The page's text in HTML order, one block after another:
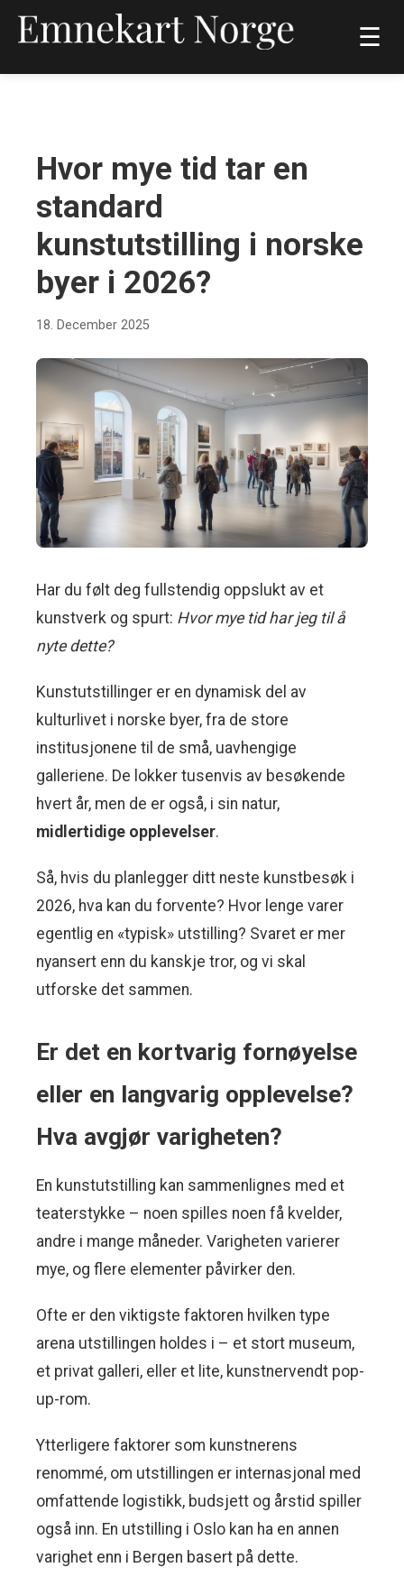
☰
Hvor mye tid tar en
standard
kunstutstilling i norske
byer i 2026?
18. December 2025
Har du følt deg fullstendig oppslukt av et
kunstverk og spurt: Hvor mye tid har jeg til å
nyte dette?
Kunstutstillinger er en dynamisk del av
kulturlivet i norske byer, fra de store
institusjonene til de små, uavhengige
galleriene. De lokker tusenvis av besøkende
hvert år, men de er også, i sin natur,
midlertidige opplevelser.
Så, hvis du planlegger ditt neste kunstbesøk i
2026, hva kan du forvente? Hvor lenge varer
egentlig en «typisk» utstilling? Svaret er mer
nyansert enn du kanskje tror, og vi skal
utforske det sammen.
Er det en kortvarig fornøyelse
eller en langvarig opplevelse?
Hva avgjør varigheten?
En kunstutstilling kan sammenlignes med et
teaterstykke – noen spilles noen få kvelder,
andre i mange måneder. Varigheten varierer
mye, og flere elementer påvirker den.
Ofte er den viktigste faktoren hvilken type
arena utstillingen holdes i – et stort museum,
et privat galleri, eller et lite, kunstnervendt pop-
up-rom.
Ytterligere faktorer som kunstnerens
renommé, om utstillingen er internasjonal med
omfattende logistikk, budsjett og årstid spiller
også inn. En utstilling i Oslo kan ha en annen
varighet enn i Bergen basert på dette.